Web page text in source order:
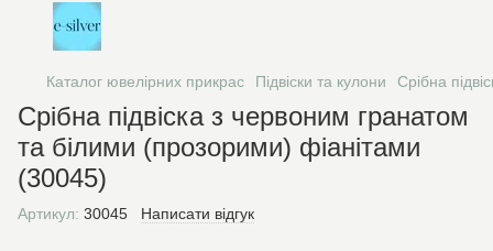
Каталог ювелірних прикрас Підвіски та кулони Срібна
Срібна підвіска з червоним гранатом
та білими (прозорими) фіанітами
(30045)
Артикул: 30045 Написати відгук